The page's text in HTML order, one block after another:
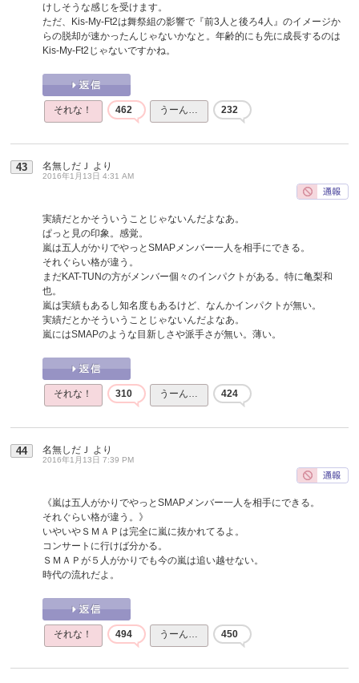
けしそうな感じを受けます。
ただ、Kis-My-Ft2は舞祭組の影響で『前3人と後ろ4人』のイメージか
らの脱却が速かったんじゃないかなと。年齢的にも先に成長するのは
Kis-My-Ft2じゃないですかね。
それな！ 462 うーん… 232
43 名無しだＪ より
2016年1月13日 4:31 AM
実績だとかそういうことじゃないんだよなあ。
ぱっと見の印象。感覚。
嵐は五人がかりでやっとSMAPメンバー一人を相手にできる。
それぐらい格が違う。
まだKAT-TUNの方がメンバー個々のインパクトがある。特に亀梨和
也。
嵐は実績もあるし知名度もあるけど、なんかインパクトが無い。
実績だとかそういうことじゃないんだよなあ。
嵐にはSMAPのような目新しさや派手さが無い。薄い。
それな！ 310 うーん… 424
44 名無しだＪ より
2016年1月13日 7:39 PM
《嵐は五人がかりでやっとSMAPメンバー一人を相手にできる。
それぐらい格が違う。》
いやいやＳＭＡＰは完全に嵐に抜かれてるよ。
コンサートに行けば分かる。
ＳＭＡＰが５人がかりでも今の嵐は追い越せない。
時代の流れだよ。
それな！ 494 うーん… 450